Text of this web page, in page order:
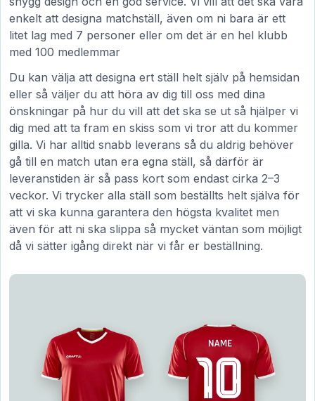
enkelt att designa matchställ, även om ni bara är ett
litet lag med 7 personer eller om det är en hel klubb
med 100 medlemmar
Du kan välja att designa ert ställ helt själv på hemsidan
eller så väljer du att höra av dig till oss med dina
önskningar på hur du vill att det ska se ut så hjälper vi
dig med att ta fram en skiss som vi tror att du kommer
gilla. Vi har alltid snabb leverans så du aldrig behöver
gå till en match utan era egna ställ, så därför är
leveranstiden är så pass kort som endast cirka 2–3
veckor. Vi trycker alla ställ som beställts helt själva för
att vi ska kunna garantera den högsta kvalitet men
även för att ni ska slippa så mycket väntan som möjligt
då vi sätter igång direkt när vi får er beställning.